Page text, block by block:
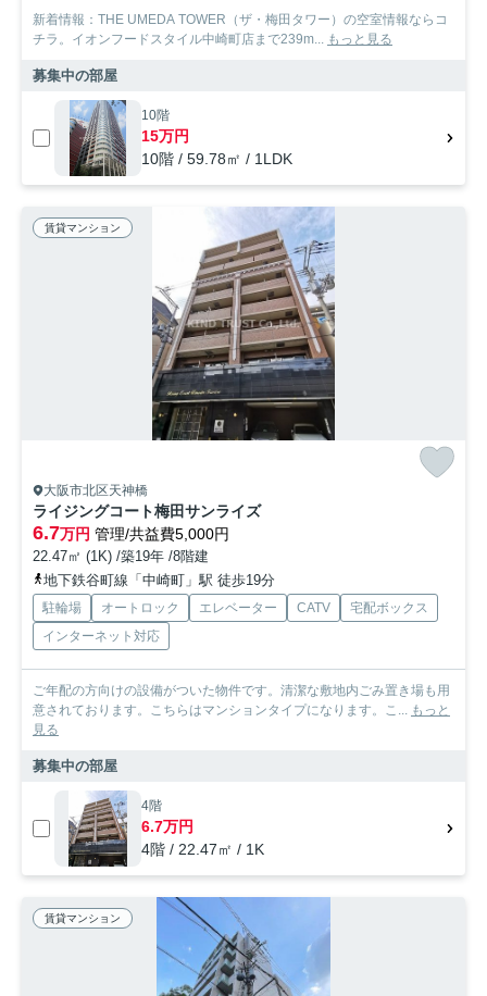
新着情報：THE UMEDA TOWER（ザ・梅田タワー）の空室情報ならコ
チラ。イオンフードスタイル中崎町店まで239m... もっと見る
募集中の部屋
10階
15万円
10階 / 59.78㎡ / 1LDK
賃貸マンション
大阪市北区天神橋
ライジングコート梅田サンライズ
6.7万円 管理/共益費5,000円
22.47㎡ (1K) /築19年 /8階建
地下鉄谷町線「中崎町」駅 徒歩19分
駐輪場 オートロック エレベーター CATV
宅配ボックス
インターネット対応
ご年配の方向けの設備がついた物件です。清潔な敷地内ごみ置き場も用
意されております。こちらはマンションタイプになります。こ... もっと
見る
募集中の部屋
4階
6.7万円
4階 / 22.47㎡ / 1K
賃貸マンション